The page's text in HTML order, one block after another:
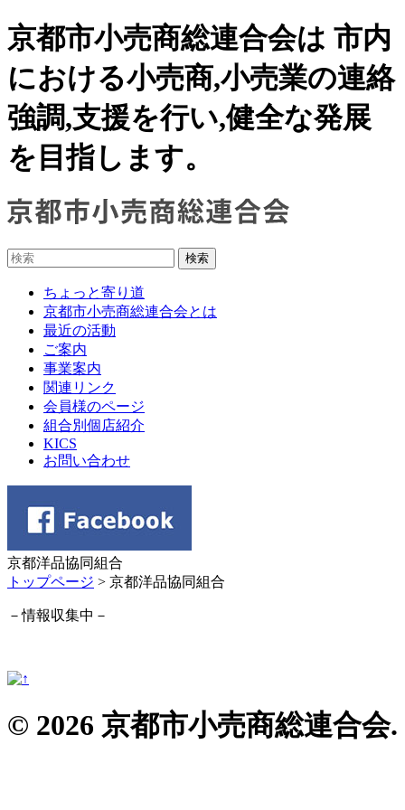
京都市小売商総連合会は 市内
における小売商,小売業の連絡
強調,支援を行い,健全な発展
を目指します。
ちょっと寄り道
京都市小売商総連合会とは
最近の活動
ご案内
事業案内
関連リンク
会員様のページ
組合別個店紹介
KICS
お問い合わせ
京都洋品協同組合
トップページ > 京都洋品協同組合
－情報収集中－
© 2026 京都市小売商総連合会.